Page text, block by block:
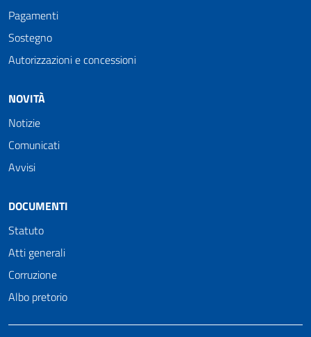
Pagamenti
Sostegno
Autorizzazioni e concessioni
NOVITÀ
Notizie
Comunicati
Avvisi
DOCUMENTI
Statuto
Atti generali
Corruzione
Albo pretorio